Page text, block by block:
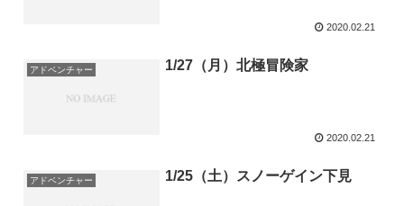
2020.02.21
アドベンチャー 1/27（月）北極冒険家
2020.02.21
アドベンチャー 1/25（土）スノーゲイン下見